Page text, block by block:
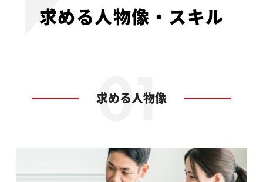
求める人物像・スキル
求める人物像